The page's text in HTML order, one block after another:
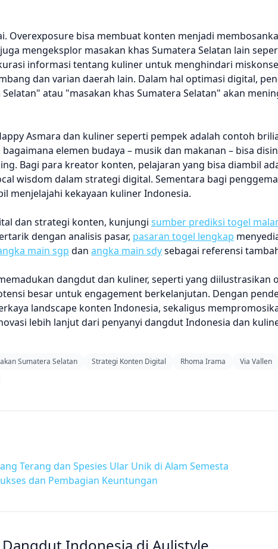
Overexposure bisa membuat konten menjadi
mengeksplor masakan khas Sumatera Selatan lain
informasi tentang kuliner untuk menghindari
dan varian daerah lain. Dalam hal optimasi digital,
atau "masakan khas Sumatera Selatan" akan
Asmara dan kuliner seperti pempek adalah contoh
elemen budaya – musik dan makanan – bisa
Bagi para kreator konten, pelajaran yang bisa diambil
wisdom dalam strategi digital. Sementara bagi
menjelajahi kekayaan kuliner Indonesia.
dan strategi konten, kunjungi sumber prediksi togel
dengan analisis pasar, pasaran togel lengkap
main sgp dan angka main sdysebagai referensi
dangdut dan kuliner, seperti yang diilustrasikan
besar untuk engagement berkelanjutan. Dengan
landscape konten Indonesia, sekaligus
lebih lanjut dari penyanyi dangdut Indonesia dan
Sumatera Selatan Strategi Konten Digital Rhoma Irama Via Vallen
Terang dan Spesies Ular Unik di Alam Semesta
dan Pembagian Keuntungan